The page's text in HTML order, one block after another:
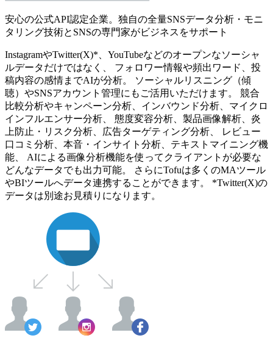
安心の公式API認定企業。独自の全量SNSデータ分析・モニ
タリング技術とSNSの専門家がビジネスをサポート
InstagramやTwitter(X)*、YouTubeなどのオープンなソーシャ
ルデータだけではなく、 フォロワー情報や頻出ワード、投
稿内容の感情までAIが分析。 ソーシャルリスニング（傾
聴）やSNSアカウント管理にもご活用いただけます。 競合
比較分析やキャンペーン分析、インバウンド分析、マイクロ
インフルエンサー分析、 態度変容分析、製品画像解析、炎
上防止・リスク分析、広告ターゲティング分析、 レビュー
口コミ分析、本音・インサイト分析、テキストマイニング機
能、 AIによる画像分析機能を使ってクライアントが必要な
どんなデータでも出力可能。 さらにTofuは多くのMAツール
やBIツールへデータ連携することができます。 *Twitter(X)の
データは別途お見積りになります。